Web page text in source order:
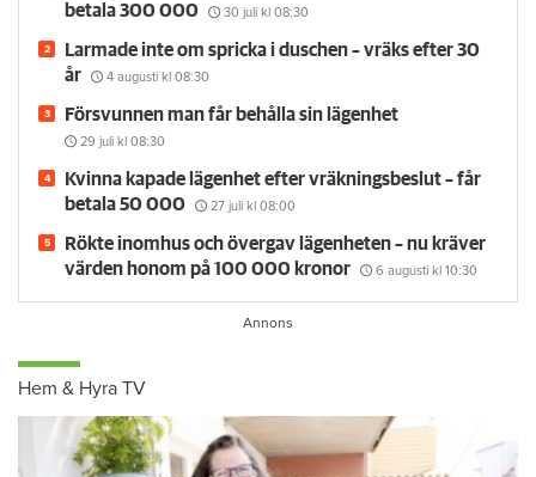
betala 300 000
30 juli kl 08:30
Larmade inte om spricka i duschen – vräks efter 30
år
4 augusti kl 08:30
Försvunnen man får behålla sin lägenhet
29 juli kl 08:30
Kvinna kapade lägenhet efter vräkningsbeslut – får
betala 50 000
27 juli kl 08:00
Rökte inomhus och övergav lägenheten – nu kräver
värden honom på 100 000 kronor
6 augusti kl 10:30
Hem & Hyra TV